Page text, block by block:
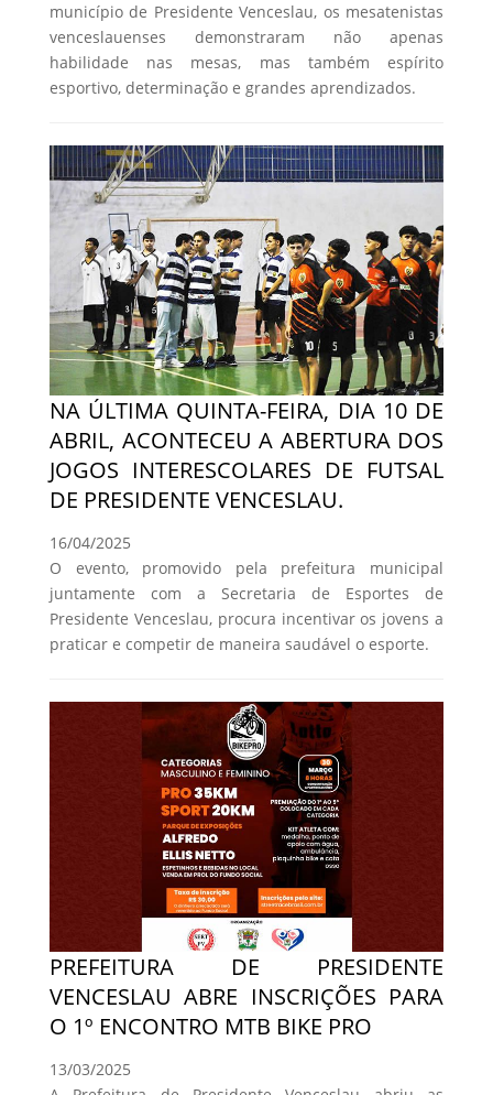
município de Presidente Venceslau, os mesatenistas
venceslauenses demonstraram não apenas
habilidade nas mesas, mas também espírito
esportivo, determinação e grandes aprendizados.
NA ÚLTIMA QUINTA-FEIRA, DIA 10 DE
ABRIL, ACONTECEU A ABERTURA DOS
JOGOS INTERESCOLARES DE FUTSAL
DE PRESIDENTE VENCESLAU.
16/04/2025
O evento, promovido pela prefeitura municipal
juntamente com a Secretaria de Esportes de
Presidente Venceslau, procura incentivar os jovens a
praticar e competir de maneira saudável o esporte.
PREFEITURA DE PRESIDENTE
VENCESLAU ABRE INSCRIÇÕES PARA
O 1º ENCONTRO MTB BIKE PRO
13/03/2025